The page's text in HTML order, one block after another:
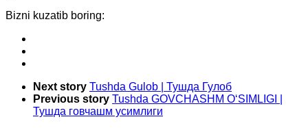
Bizni kuzatib boring:
Next story Tushda Gulob | Тушда Гулоб
Previous story Tushda GOVCHASHM O‘SIMLIGI |
Тушда говчашм усимлиги